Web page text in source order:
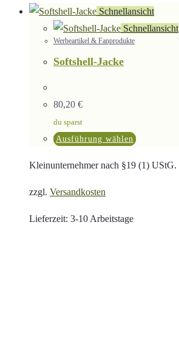
Schnellansicht
Schnellansicht
Werbeartikel & Fanprodukte
Softshell-Jacke
80,20 €
du sparst
Ausführung wählen Dieses
weist
Kleinunternehmer nach §19 (1) UStG.
zzgl. Versandkosten
Lieferzeit: 3-10 Arbeitstage